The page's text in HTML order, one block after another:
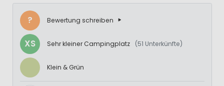
? Bewertung schreiben
XS Sehr kleiner Campingplatz (51 Unterkünfte)
Klein & Grün